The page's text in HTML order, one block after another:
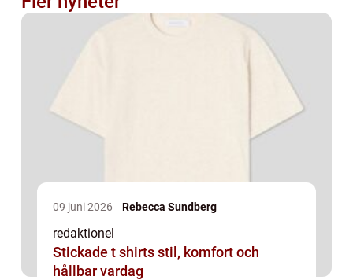
09 juni 2026 Rebecca Sundberg
redaktionel
Stickade t shirts stil, komfort och
hållbar vardag